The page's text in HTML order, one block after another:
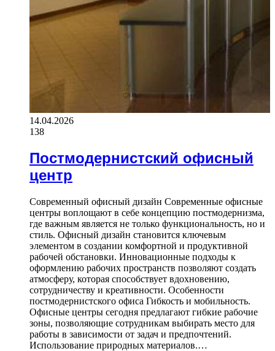
14.04.2026
138
Постмодернистский офисный
центр
Современный офисный дизайн Современные офисные
центры воплощают в себе концепцию постмодернизма,
где важным является не только функциональность, но и
стиль. Офисный дизайн становится ключевым
элементом в создании комфортной и продуктивной
рабочей обстановки. Инновационные подходы к
оформлению рабочих пространств позволяют создать
атмосферу, которая способствует вдохновению,
сотрудничеству и креативности. Особенности
постмодернистского офиса Гибкость и мобильность.
Офисные центры сегодня предлагают гибкие рабочие
зоны, позволяющие сотрудникам выбирать место для
работы в зависимости от задач и предпочтений.
Использование природных материалов.…